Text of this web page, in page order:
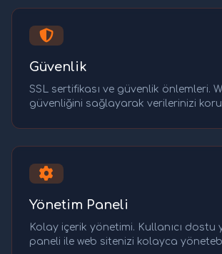
Güvenlik
SSL sertifikası ve güvenlik önlemleri.
güvenliğini sağlayarak verilerinizi
Yönetim Paneli
Kolay içerik yönetimi. Kullanıcı dostu
paneli ile web sitenizi kolayca